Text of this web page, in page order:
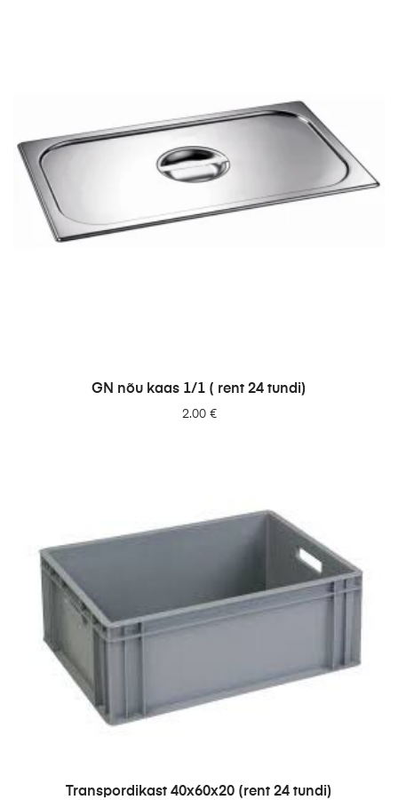
LISA PÄRINGUSSE
GN nõu kaas 1/1 ( rent 24 tundi)
2.00 €
LISA PÄRINGUSSE
Transpordikast 40x60x20 (rent 24 tundi)